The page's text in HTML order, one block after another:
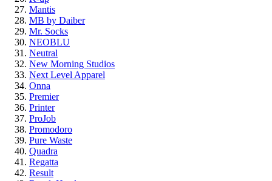
Mantis
MB by Daiber
Mr. Socks
NEOBLU
Neutral
New Morning Studios
Next Level Apparel
Onna
Premier
Printer
ProJob
Promodoro
Pure Waste
Quadra
Regatta
Result